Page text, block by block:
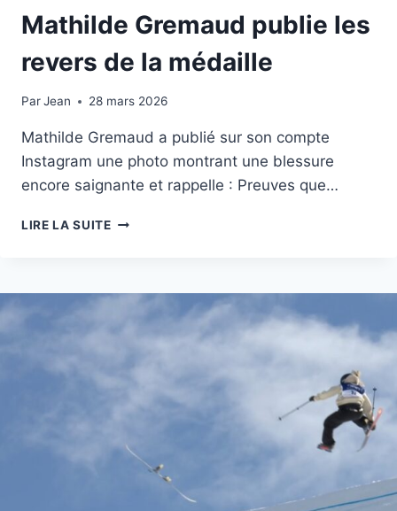
Mathilde Gremaud publie les
revers de la médaille
ParJean
9 février 202628 mars 2026
Mathilde Gremaud a publié sur son compte
Instagram une photo montrant une blessure
encore saignante et rappelle : Preuves que…
LIRE LA SUITEMATHILDE
REVERS